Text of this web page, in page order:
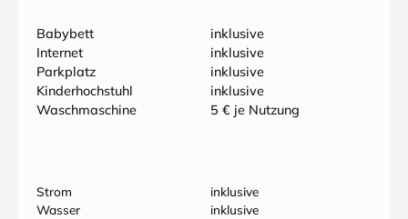
Babybett
inklusive
Internet
inklusive
Parkplatz
inklusive
Kinderhochstuhl
inklusive
Waschmaschine
5 € je Nutzung
Strom
inklusive
Wasser
inklusive